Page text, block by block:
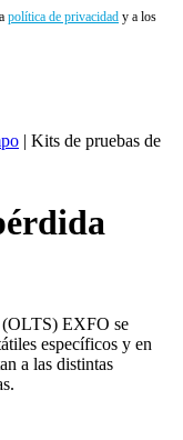
política de privacidad y a los
| Kits de pruebas de
(OLTS) EXFO se
específicos y en
a las distintas